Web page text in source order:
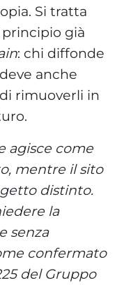
Si tratta
già
: chi diffonde
anche
rimuoverli in
agisce come
mentre il sito
distinto.
la
senza
confermato
del Gruppo